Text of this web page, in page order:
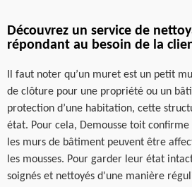
Découvrez un service de
répondant au besoin de la
Il faut noter qu’un muret est un petit
de clôture pour une propriété ou un
protection d’une habitation, cette
état. Pour cela, Demousse toit
les murs de bâtiment peuvent être
les mousses. Pour garder leur état
soignés et nettoyés d'une manière